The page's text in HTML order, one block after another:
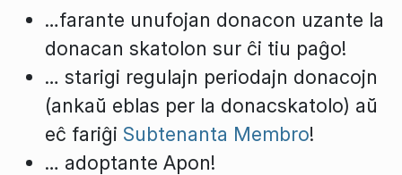
…farante unufojan donacon uzante la
donacan skatolon sur ĉi tiu paĝo!
… starigi regulajn periodajn donacojn
(ankaŭ eblas per la donacskatolo) aŭ
eĉ fariĝi Subtenanta Membro!
… adoptante Apon!